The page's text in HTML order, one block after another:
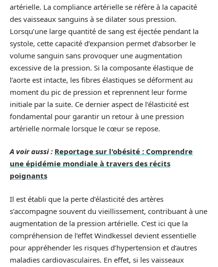
artérielle. La compliance artérielle se réfère à la capacité
des vaisseaux sanguins à se dilater sous pression.
Lorsqu’une large quantité de sang est éjectée pendant la
systole, cette capacité d’expansion permet d’absorber le
volume sanguin sans provoquer une augmentation
excessive de la pression. Si la composante élastique de
l’aorte est intacte, les fibres élastiques se déforment au
moment du pic de pression et reprennent leur forme
initiale par la suite. Ce dernier aspect de l’élasticité est
fondamental pour garantir un retour à une pression
artérielle normale lorsque le cœur se repose.
A voir aussi : Reportage sur l'obésité : Comprendre
une épidémie mondiale à travers des récits
poignants
Il est établi que la perte d’élasticité des artères
s’accompagne souvent du vieillissement, contribuant à une
augmentation de la pression artérielle. C’est ici que la
compréhension de l’effet Windkessel devient essentielle
pour appréhender les risques d’hypertension et d’autres
maladies cardiovasculaires. En effet, si les vaisseaux